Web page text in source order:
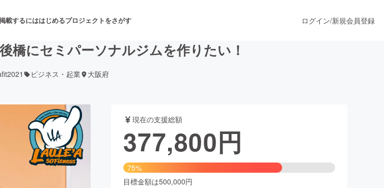
載するにははじめるプロジェクトをさがす
舞台・パフォーマンス
フード・飲食店 ファッション
ログイン/新規会員登録
橋にセミパーソナルジムを作りたい！
ビジネス・起業 大阪府
現在の支援総額
377,800円
75%
目標金額は500,000円